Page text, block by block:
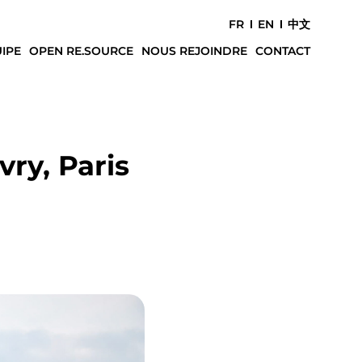
FR EN
中文
OPEN RE.SOURCE NOUS REJOINDRE CONTACT
Paris